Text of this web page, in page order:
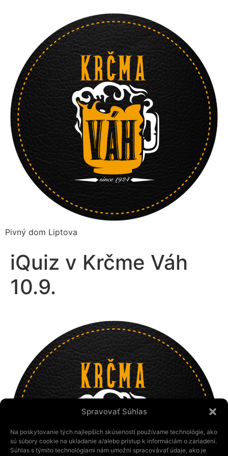
Spravovať Súhlas
Na poskytovanie tých najlepších skúseností používame technológie, ako
sú súbory cookie na ukladanie a/alebo prístup k informáciám o zariadení.
Súhlas s týmito technológiami nám umožní spracovávať údaje, ako je
Pivný dom Liptova
iQuiz v Krčme Váh
10.9.